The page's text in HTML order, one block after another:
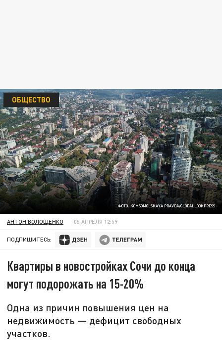
ФОТО: KOMSOMOLSKAYA PRAVDA/GLOBALLOOKPRESS
ОБЩЕСТВО
АНТОН ВОЛОЩЕНКО 05 АПРЕЛЯ 12:59
ПОДПИШИТЕСЬ:
Квартиры в новостройках Сочи до конца
могут подорожать на 15-20%
Одна из причин повышения цен на
недвижимость — дефицит свободных
участков.